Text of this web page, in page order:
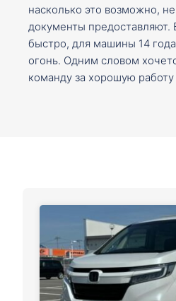
насколько это возможно,
документы предоставляют.
быстро, для машины 14
огонь. Одним словом
команду за хорошую работу